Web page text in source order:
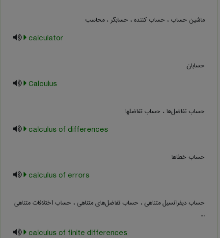
ماشین حساب ، حساب کننده ، حسابگر ، محاسب
calculator
حسابان
Calculus
حساب تفاضل‌ها ، حساب تفاضلها
calculus of differences
حساب خطاها
calculus of errors
حساب دیفرانسیل متناهی ، حساب تفاضل‌های متناهی ، حساب اختلافات متناهی
...
calculus of finite differences